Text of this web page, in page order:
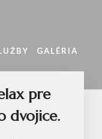
GALÉRIA
pre
dvojice.